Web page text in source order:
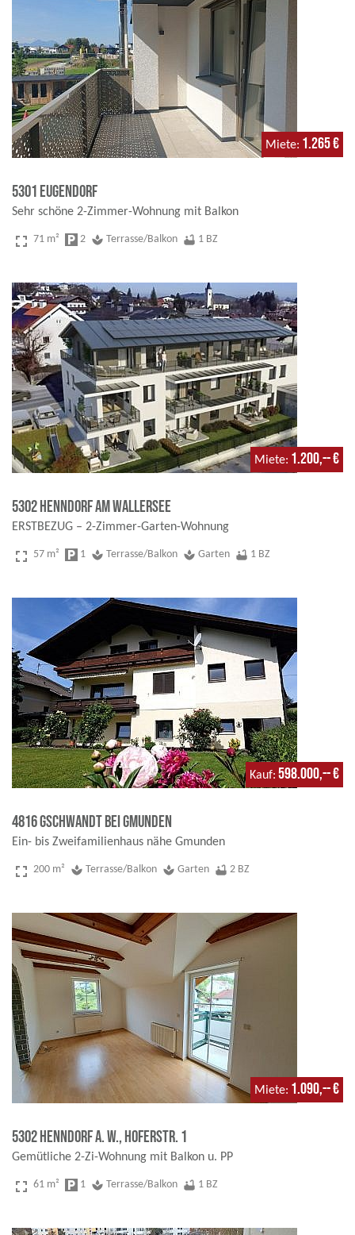
Miete 1.265 €
5301 Eugendorf
Sehr schöne 2-Zimmer-Wohnung mit Balkon
fullscreen 71 m² local_parking 2 spa Terrasse/Balkon bathtub 1 BZ
Miete 1.200,-- €
5302 Henndorf am Wallersee
ERSTBEZUG – 2-Zimmer-Garten-Wohnung
fullscreen 57 m² local_parking 1 spa Terrasse/Balkon spa Garten bathtub 1 BZ
Kauf 598.000,-- €
4816 Gschwandt bei Gmunden
Ein- bis Zweifamilienhaus nähe Gmunden
fullscreen 200 m² spa Terrasse/Balkon spa Garten bathtub 2 BZ
Miete 1.090,-- €
5302 Henndorf a. W., Hoferstr. 1
Gemütliche 2-Zi-Wohnung mit Balkon u. PP
fullscreen 61 m² local_parking 1 spa Terrasse/Balkon bathtub 1 BZ